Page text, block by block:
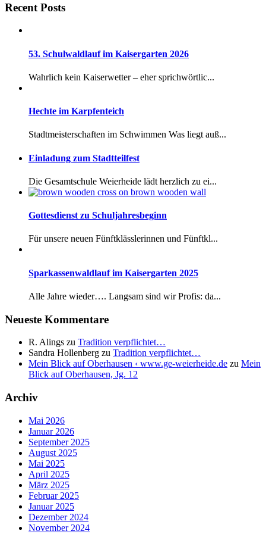
Recent Posts
53. Schulwaldlauf im Kaisergarten 2026
Wahrlich kein Kaiserwetter – eher sprichwörtlic...
Hechte im Karpfenteich
Stadtmeisterschaften im Schwimmen Was liegt auß...
Einladung zum Stadtteilfest
Die Gesamtschule Weierheide lädt herzlich zu ei...
Gottesdienst zu Schuljahresbeginn
Für unsere neuen Fünftklässlerinnen und Fünftkl...
Sparkassenwaldlauf im Kaisergarten 2025
Alle Jahre wieder…. Langsam sind wir Profis: da...
Neueste Kommentare
R. Alings zu Tradition verpflichtet…
Sandra Hollenberg zu Tradition verpflichtet…
Mein Blick auf Oberhausen ‹ www.ge-weierheide.de zu Mein
Blick auf Oberhausen, Jg. 12
Archiv
Mai 2026
Januar 2026
September 2025
August 2025
Mai 2025
April 2025
März 2025
Februar 2025
Januar 2025
Dezember 2024
November 2024